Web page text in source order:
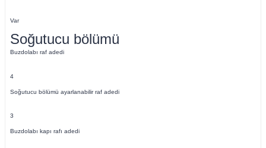
Var
Soğutucu bölümü
Buzdolabı raf adedi
4
Soğutucu bölümü ayarlanabilir raf adedi
3
Buzdolabı kapı rafı adedi